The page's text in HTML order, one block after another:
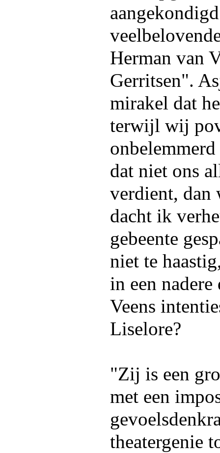
Herman van
Gerritsen".
mirakel dat
terwijl wij
dat niet ons
verdient, dan
dacht ik
gebeente
niet te
in een
Veens
Liselore?
"Zij is een
met een
theatergenie